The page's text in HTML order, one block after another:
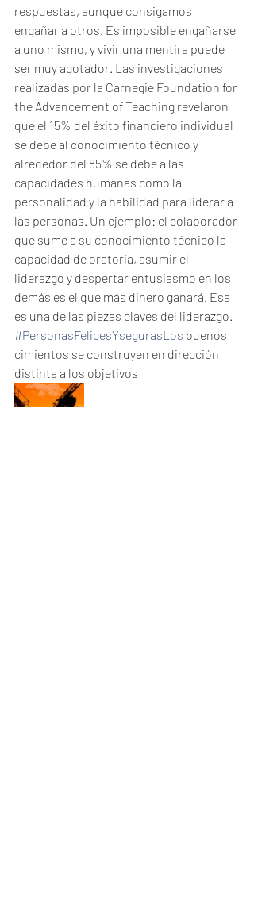
respuestas, aunque consigamos
engañar a otros. Es imposible engañarse
a uno mismo, y vivir una mentira puede
ser muy agotador. Las investigaciones
realizadas por la Carnegie Foundation for
the Advancement of Teaching revelaron
que el 15% del éxito financiero individual
se debe al conocimiento técnico y
alrededor del 85% se debe a las
capacidades humanas como la
personalidad y la habilidad para liderar a
las personas. Un ejemplo: el colaborador
que sume a su conocimiento técnico la
capacidad de oratoria, asumir el
liderazgo y despertar entusiasmo en los
demás es el que más dinero ganará. Esa
es una de las piezas claves del liderazgo.
#PersonasFelicesYsegurasLos buenos
cimientos se construyen en dirección
distinta a los objetivos